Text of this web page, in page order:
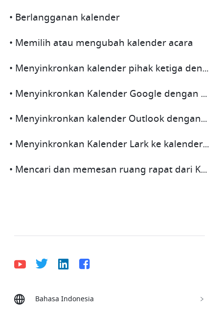
• Berlangganan kalender
• Memilih atau mengubah kalender acara
• Menyinkronkan kalender pihak ketiga dengan Kalender Lark
• Menyinkronkan Kalender Google dengan Kalender Lark
• Menyinkronkan kalender Outlook dengan Kalender Lark
• Menyinkronkan Kalender Lark ke kalender lokal
• Mencari dan memesan ruang rapat dari Kalendar
Bahasa Indonesia